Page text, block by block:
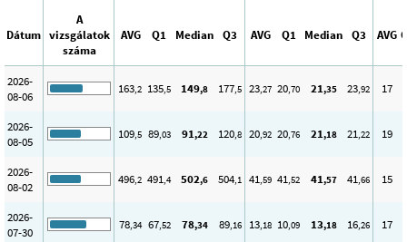
Dátum
A
vizsgálatok
száma
AVG Q1 Median Q3 AVG Q1 Median Q3 AVG
2026-
08-06
163,2 135,5 149,8 177,5 23,27 20,70 21,35 23,92 17
2026-
08-05
109,5 89,03 91,22 120,8 20,92 20,76 21,18 21,22 19
2026-
08-02
496,2 491,4 502,6 504,1 41,59 41,52 41,57 41,66 15
2026-
07-30
78,34 67,52 78,34 89,16 13,18 10,09 13,18 16,26 17